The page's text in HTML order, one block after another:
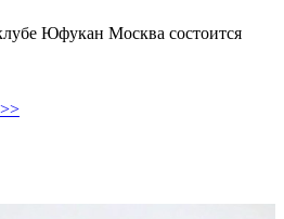
Юфукан Москва состоится